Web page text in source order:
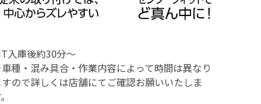
入庫後約30分～
種・混み具合・作業内容によって時間は異なり
すので詳しくは店舗にてご確認お願いいたしま